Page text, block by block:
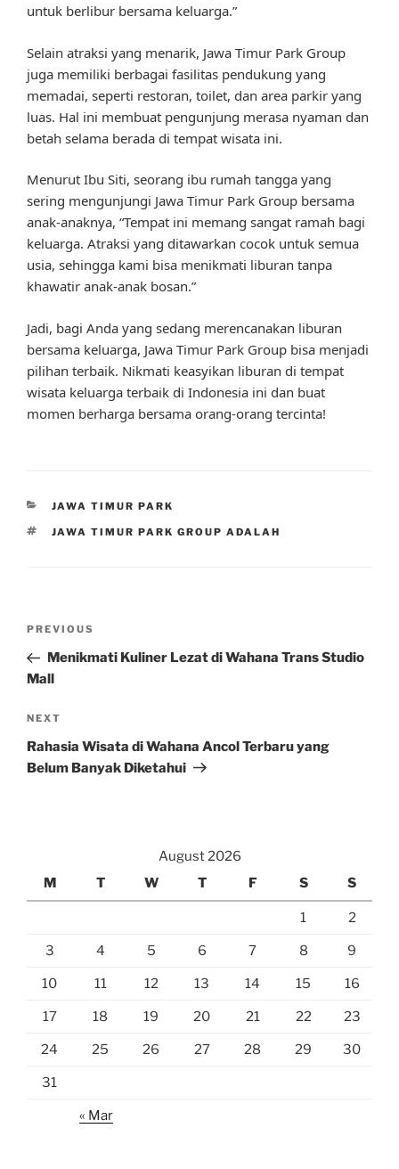
untuk berlibur bersama keluarga.”
Selain atraksi yang menarik, Jawa Timur Park Group
juga memiliki berbagai fasilitas pendukung yang
memadai, seperti restoran, toilet, dan area parkir yang
luas. Hal ini membuat pengunjung merasa nyaman dan
betah selama berada di tempat wisata ini.
Menurut Ibu Siti, seorang ibu rumah tangga yang
sering mengunjungi Jawa Timur Park Group bersama
anak-anaknya, “Tempat ini memang sangat ramah bagi
keluarga. Atraksi yang ditawarkan cocok untuk semua
usia, sehingga kami bisa menikmati liburan tanpa
khawatir anak-anak bosan.”
Jadi, bagi Anda yang sedang merencanakan liburan
bersama keluarga, Jawa Timur Park Group bisa menjadi
pilihan terbaik. Nikmati keasyikan liburan di tempat
wisata keluarga terbaik di Indonesia ini dan buat
momen berharga bersama orang-orang tercinta!
CATEGORIES
JAWA TIMUR PARK
TAGS
JAWA TIMUR PARK GROUP ADALAH
Previous
Post
PREVIOUS
Menikmati Kuliner Lezat di Wahana Trans Studio
Mall
Next
Post
NEXT
Rahasia Wisata di Wahana Ancol Terbaru yang
Belum Banyak Diketahui
August 2026
M
T W T F S S
1 2
3 4 5 6 7 8 9
10 11 12 13 14 15 16
17 18 19 20 21 22 23
24 25 26 27 28 29 30
31
« Mar